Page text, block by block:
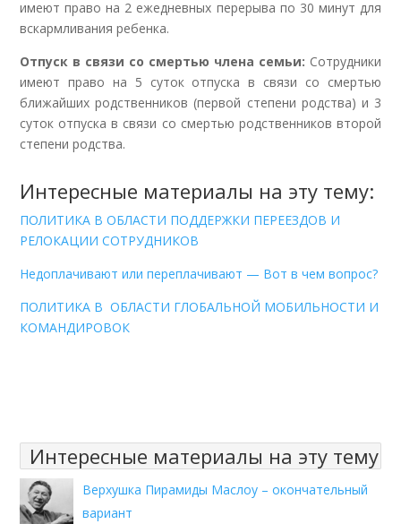
имеют право на 2 ежедневных перерыва по 30 минут для
вскармливания ребенка.
Отпуск в связи со смертью члена семьи: Сотрудники
имеют право на 5 суток отпуска в связи со смертью
ближайших родственников (первой степени родства) и 3
суток отпуска в связи со смертью родственников второй
степени родства.
Интересные материалы на эту тему:
ПОЛИТИКА В ОБЛАСТИ ПОДДЕРЖКИ ПЕРЕЕЗДОВ И
РЕЛОКАЦИИ СОТРУДНИКОВ
Недоплачивают или переплачивают — Вот в чем вопрос?
ПОЛИТИКА В ОБЛАСТИ ГЛОБАЛЬНОЙ МОБИЛЬНОСТИ И
КОМАНДИРОВОК
Интересные материалы на эту тему
Верхушка Пирамиды Маслоу – окончательный
вариант